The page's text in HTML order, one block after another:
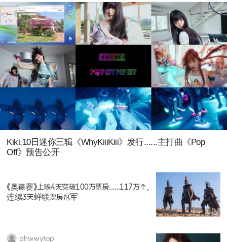
Kiki,10日迷你三辑《WhyKiiiKiii》发行......主打曲《Pop
Off》预告公开
《奥德赛》上映4天突破100万票房......117万↑,
连续3天蝉联票房冠军
ohwwytop